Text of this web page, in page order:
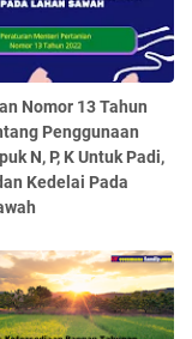
Nomor 13 Tahun
Penggunaan
N, P, K Untuk Padi,
Kedelai Pada